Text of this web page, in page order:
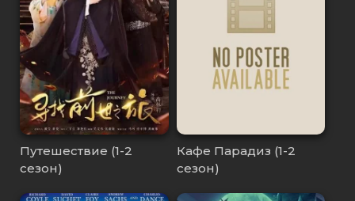
Путешествие (1-2
сезон)
Кафе Парадиз (1-2
сезон)